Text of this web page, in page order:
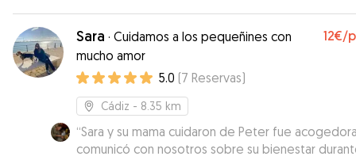
Sara · Cuidamos a los pequeñines con
mucho amor
12€/
5.0 (7 Reservas)
Cádiz - 8.35 km
“Sara y su mama cuidaron de Peter fue
comunicó con nosotros sobre su bienestar